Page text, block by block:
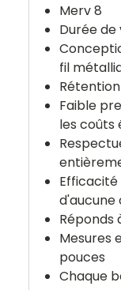
Merv 8
Durée de
fil
Faible
les coûts
Réponds
Mesures
pouces
Chaque